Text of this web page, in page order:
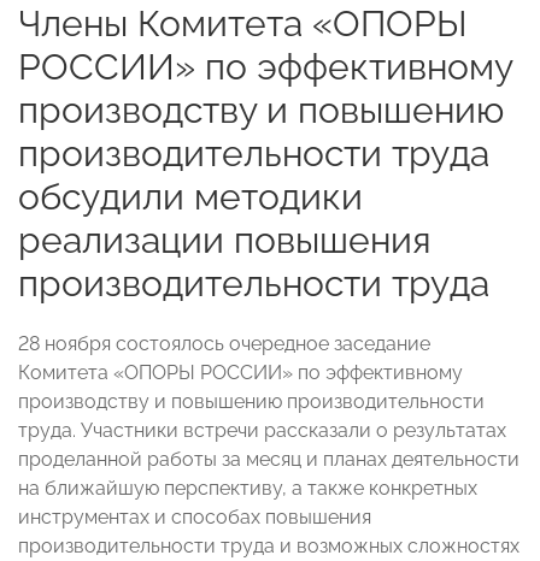
Члены Комитета «ОПОРЫ
РОССИИ» по эффективному
производству и повышению
производительности труда
обсудили методики
реализации повышения
производительности труда
28 ноября состоялось очередное заседание
Комитета «ОПОРЫ РОССИИ» по эффективному
производству и повышению производительности
труда. Участники встречи рассказали о результатах
проделанной работы за месяц и планах деятельности
на ближайшую перспективу, а также конкретных
инструментах и способах повышения
производительности труда и возможных сложностях